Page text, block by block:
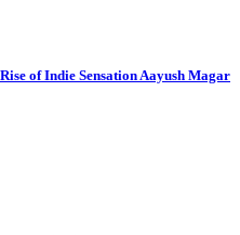
of Indie Sensation Aayush Magar